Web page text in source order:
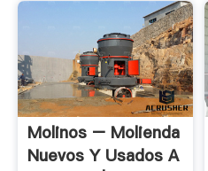
Molinos – Molienda
Nuevos Y Usados A